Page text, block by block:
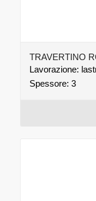
TRAVERTINO
Lavorazione:
Spessore: 3